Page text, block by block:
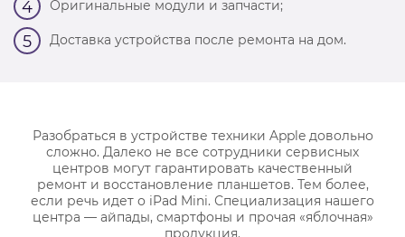
4 Оригинальные модули и запчасти;
5 Доставка устройства после ремонта на дом.
Разобраться в устройстве техники Apple довольно
сложно. Далеко не все сотрудники сервисных
центров могут гарантировать качественный
ремонт и восстановление планшетов. Тем более,
если речь идет о iPad Mini. Специализация нашего
центра — айпады, смартфоны и прочая «яблочная»
продукция.